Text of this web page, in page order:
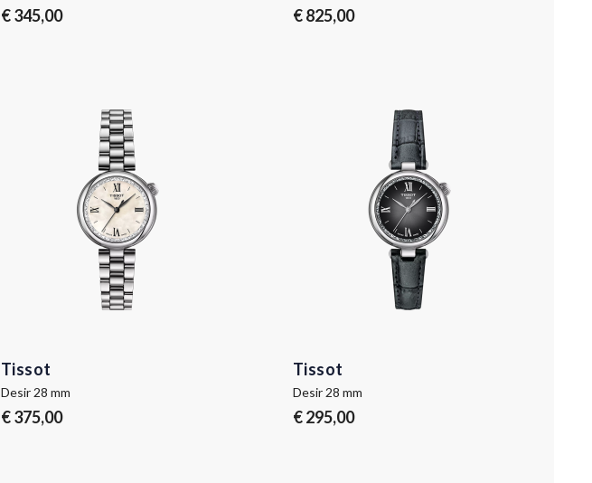
€ 345,00 € 825,00
Tissot
Desir 28 mm
€ 375,00
Tissot
Desir 28 mm
€ 295,00